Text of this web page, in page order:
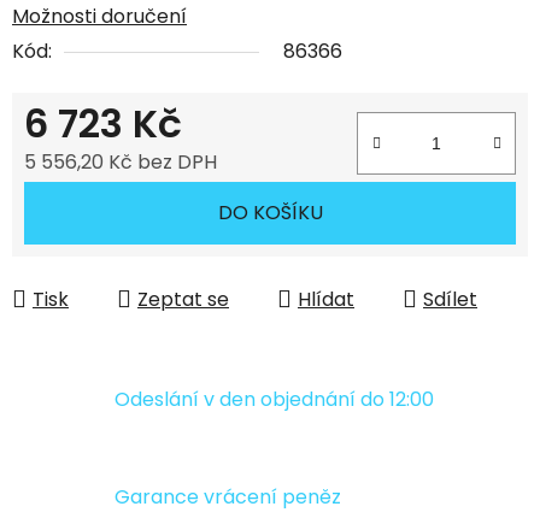
Možnosti doručení
Kód:
86366
6 723 Kč
5 556,20 Kč bez DPH
DO KOŠÍKU
Tisk Zeptat se Hlídat Sdílet
Odeslání v den objednání do 12:00
Garance vrácení peněz